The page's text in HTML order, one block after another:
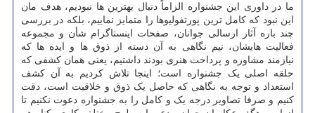
ما در داوری این جشنواره الزاماً دنبال بهترین ها نبودیم، هدف مان
این نبود که کامل ترین پورتفولیوها را متمایز نماییم، بلکه در بررسی
چند باره آثار ارسالی جوانان، صفحات اینستاگرام شأن و مجموعه
فعالیت هایشان، نیم نگاهی به آن دسته از ذوق ها و ایده ها که
نیازمند مشاوره و پرداخت هنری بودند داشتیم، یعنی همان کشفی که
حلقه اصلی یک جشنواره است؛ اینجا تلاش کردیم به آن کشف
استعداد و توجه به نگاهی که حاصل یک ذوق و خلاقیت است، دقت
کنیم و صرفا تصاویر درجه یک و کامل را به جشنواره دعوت نکنیم تا